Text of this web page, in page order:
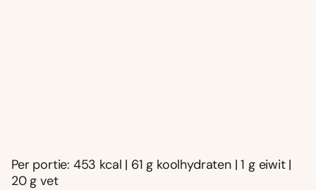
Per portie: 453 kcal | 61 g koolhydraten | 1 g eiwit |
20 g vet